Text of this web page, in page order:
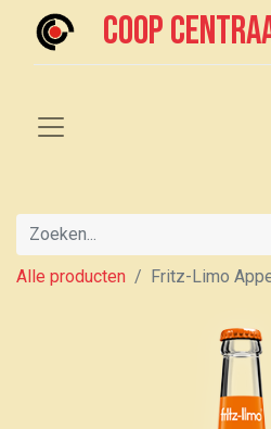
Coop
Alle producten Fritz-Limo